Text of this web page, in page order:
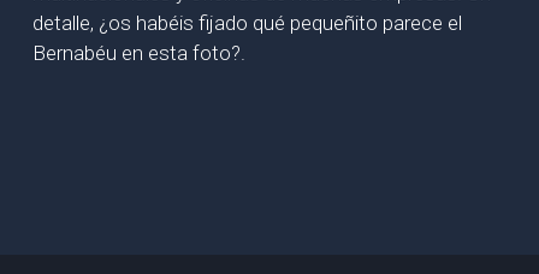
detalle, ¿os habéis fijado qué pequeñito parece el
Bernabéu en esta foto?.